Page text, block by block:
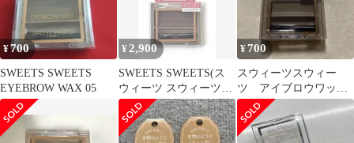
¥700
SWEETS SWEETS
EYEBROW WAX 05
¥2,900
SWEETS SWEETS(ス
ウィーツ スウィーツ)
アイブロウワックス
03(ピンクブラウン)
¥700
スウィーツスウィー
ツ アイブロウワック
ス 05 シナモングレー
ジュ